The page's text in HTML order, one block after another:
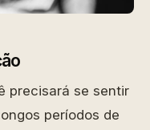
precisará se sentir
períodos de